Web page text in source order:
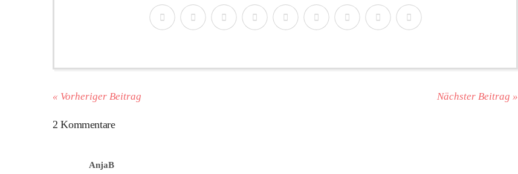
« Vorheriger Beitrag Nächster Beitrag »
2 Kommentare
AnjaB